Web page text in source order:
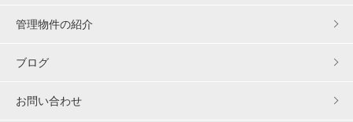
管理物件の紹介
ブログ
お問い合わせ